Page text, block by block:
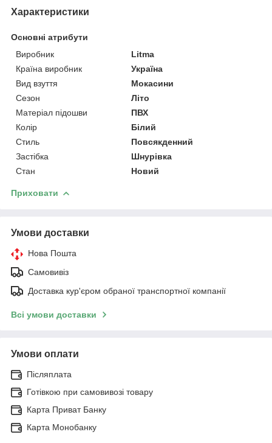
Характеристики
Основні атрибути
Виробник
Litma
Країна виробник
Україна
Вид взуття
Мокасини
Сезон
Літо
Матеріал підошви
ПВХ
Колір
Білий
Стиль
Повсякденний
Застібка
Шнурівка
Стан
Новий
Приховати
Умови доставки
Нова Пошта
Самовивіз
Доставка кур'єром обраної транспортної компанії
Всі умови доставки
Умови оплати
Післяплата
Готівкою при самовивозі товару
Карта Приват Банку
Карта Монобанку